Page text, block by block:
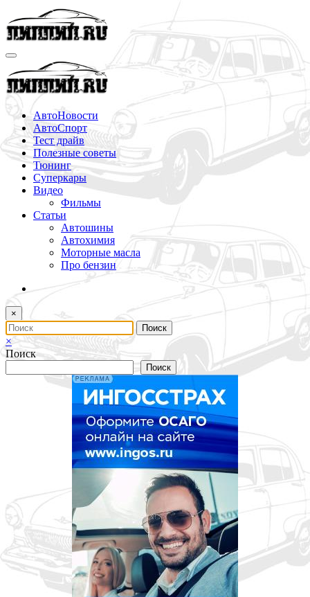
Перейти
к
содержимому
АвтоНовости
АвтоСпорт
Тест драйв
Полезные советы
Тюнинг
Суперкары
Видео
Фильмы
Статьи
Автошины
Автохимия
Моторные масла
Про бензин
×
×
Поиск
Поиск